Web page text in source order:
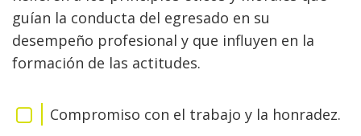
guían la conducta del egresado en su
desempeño profesional y que influyen en la
formación de las actitudes.
Compromiso con el trabajo y la honradez.